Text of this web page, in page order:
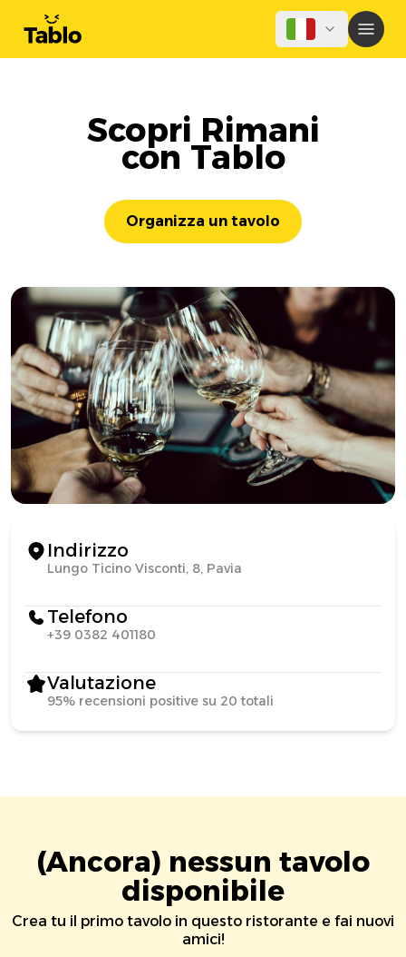
Scopri Rimani
con Tablo
Organizza un tavolo
Indirizzo
Lungo Ticino Visconti, 8, Pavia
Telefono
+39 0382 401180
Valutazione
95% recensioni positive su 20 totali
(Ancora) nessun tavolo
disponibile
Crea tu il primo tavolo in questo ristorante e fai nuovi
amici!